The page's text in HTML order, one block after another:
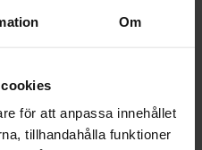
Om
för att anpassa innehållet
tillhandahålla funktioner